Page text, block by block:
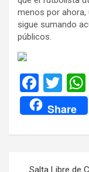
menos por ahora,
sigue sumando
públicos.
F
a
ce
b
T
wi
tt
er
Share
Salta Libre de